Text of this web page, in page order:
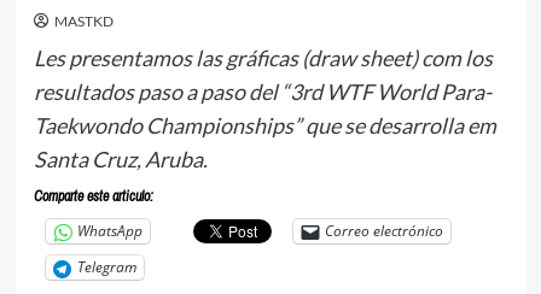
MASTKD
Les presentamos las gráficas (draw sheet) com los
resultados paso a paso del “3rd WTF World Para-
Taekwondo Championships” que se desarrolla em
Santa Cruz, Aruba.
Comparte este articulo:
WhatsApp
Correo electrónico
Telegram